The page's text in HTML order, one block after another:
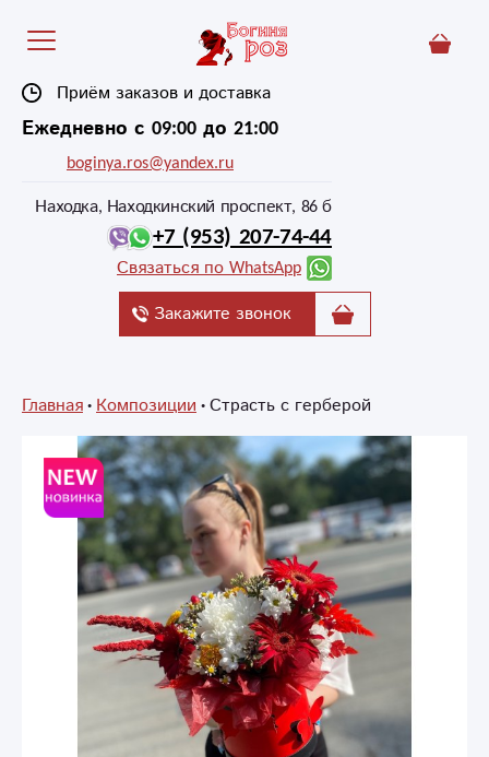
Приём заказов и доставка
Ежедневно с 09:00 до 21:00
boginya.ros@yandex.ru
Находка, Находкинский проспект, 86 б
+7 (953) 207-74-44
Связаться по WhatsApp
Закажите звонок
Главная Композиции Страсть с герберой